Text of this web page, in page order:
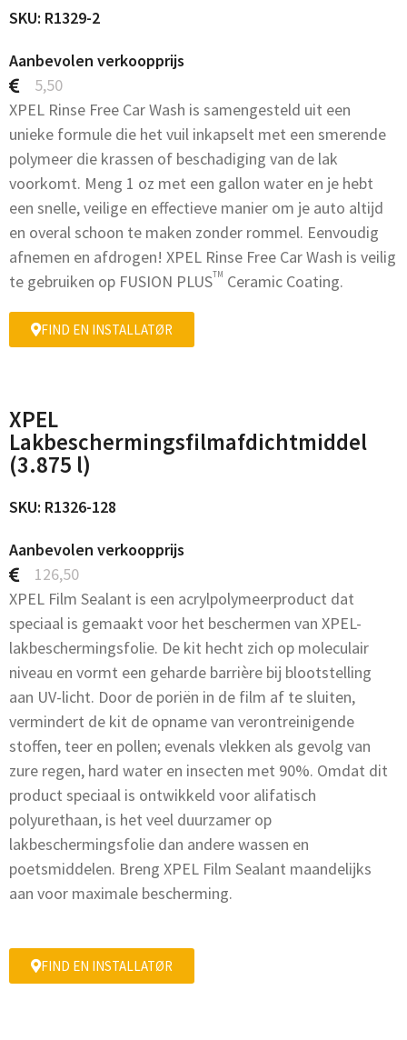
SKU: R1329-2
Aanbevolen verkoopprijs
5,50
XPEL Rinse Free Car Wash is samengesteld uit een
unieke formule die het vuil inkapselt met een smerende
polymeer die krassen of beschadiging van de lak
voorkomt. Meng 1 oz met een gallon water en je hebt
een snelle, veilige en effectieve manier om je auto altijd
en overal schoon te maken zonder rommel. Eenvoudig
afnemen en afdrogen! XPEL Rinse Free Car Wash is veilig
te gebruiken op FUSION PLUSTM Ceramic Coating.
FIND EN INSTALLATØR
XPEL
Lakbeschermingsfilmafdichtmiddel
(3.875 l)
SKU: R1326-128
Aanbevolen verkoopprijs
126,50
XPEL Film Sealant is een acrylpolymeerproduct dat
speciaal is gemaakt voor het beschermen van XPEL-
lakbeschermingsfolie. De kit hecht zich op moleculair
niveau en vormt een geharde barrière bij blootstelling
aan UV-licht. Door de poriën in de film af te sluiten,
vermindert de kit de opname van verontreinigende
stoffen, teer en pollen; evenals vlekken als gevolg van
zure regen, hard water en insecten met 90%. Omdat dit
product speciaal is ontwikkeld voor alifatisch
polyurethaan, is het veel duurzamer op
lakbeschermingsfolie dan andere wassen en
poetsmiddelen. Breng XPEL Film Sealant maandelijks
aan voor maximale bescherming.
FIND EN INSTALLATØR